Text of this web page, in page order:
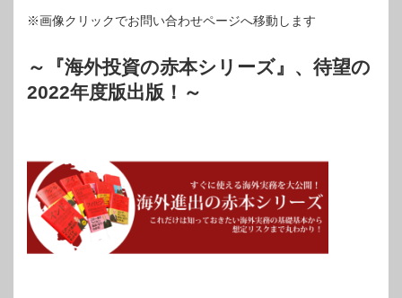
※画像クリックでお問い合わせページへ移動します
～『海外投資の赤本シリーズ』、待望の
2022年度版出版！～